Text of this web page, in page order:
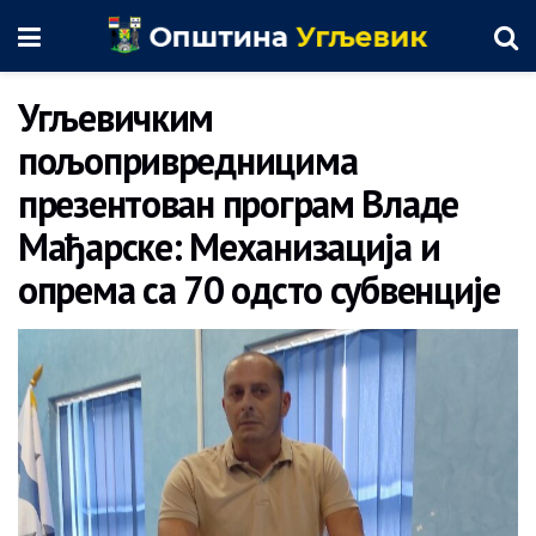
Угљевичким
пољопривредницима
презентован програм Владе
Мађарске: Механизација и
опрема са 70 одсто субвенције